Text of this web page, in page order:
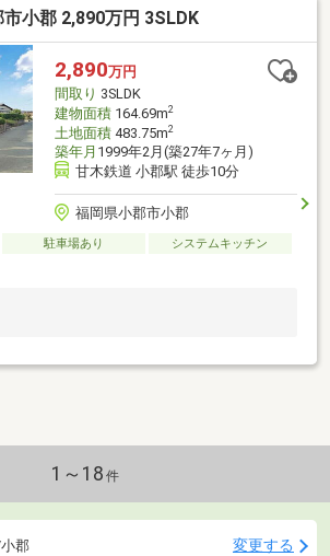
小郡 2,890万円 3SLDK
2,890万円
間取り 3SLDK
建物面積164.69m2
土地面積483.75m2
築年月 1999年2月(築27年7ヶ月)
甘木鉄道 小郡駅 徒歩10分
福岡県小郡市小郡
駐車場あり
システムキッチン
1～18 件
郡 変更する